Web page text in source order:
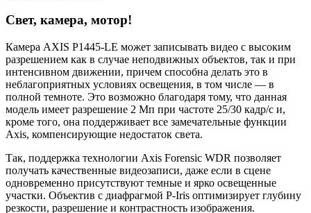
Свет, камера, мотор!
Камера AXIS P1445-LE может записывать видео с высоким
разрешением как в случае неподвижных объектов, так и при
интенсивном движении, причем способна делать это в
неблагоприятных условиях освещения, в том числе — в
полной темноте. Это возможно благодаря тому, что данная
модель имеет разрешение 2 Мп при частоте 25/30 кадр/с и,
кроме того, она поддерживает все замечательные функции
Axis, компенсирующие недостаток света.
Так, поддержка технологии Axis Forensic WDR позволяет
получать качественные видеозаписи, даже если в сцене
одновременно присутствуют темные и ярко освещенные
участки. Объектив с диафрагмой P-Iris оптимизирует глубину
резкости, разрешение и контрастность изображения.